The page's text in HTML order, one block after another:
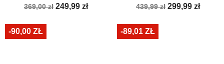
Cena
369,00 zł Cena
249,99 zł
Cena
439,99 zł Cena
299,99 zł
-90,00 ZŁ -89,01 ZŁ